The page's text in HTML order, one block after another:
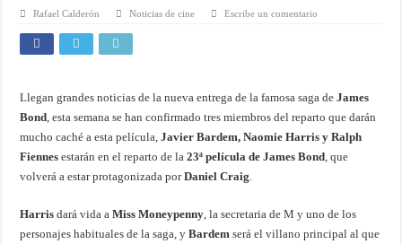
Rafael Calderón Noticias de cine Escribe un comentario
Llegan grandes noticias de la nueva entrega de la famosa saga deJames
Bond, esta semana se han confirmado tres miembros del reparto que darán
mucho caché a esta película,Javier Bardem, Naomie Harris y Ralph
Fiennes estarán en el reparto de la23ª película de James Bond, que
volverá a estar protagonizada porDaniel Craig.
Harris dará vida a Miss Moneypenny, la secretaria de M y uno de los
personajes habituales de la saga, yBardem será el villano principal al que